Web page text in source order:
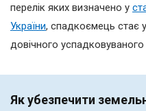
перелік яких визначено у
України, спадкоємець стає
довічного успадковуваного
Як убезпечити